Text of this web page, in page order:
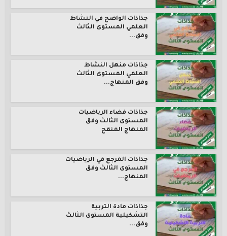
جذاذات الواضح في النشاط
العلمي المستوى الثالث
وفق...
جذاذات منهل النشاط
العلمي المستوى الثالث
وفق المنهاج...
جذاذات فضاء الرياضيات
المستوى الثالث وفق
المنهاج المنقح
جذاذات المرجع في الرياضيات
المستوى الثالث وفق
المنهاج...
جذاذات مادة التربية
التشكيلية المستوى الثالث
وفق...